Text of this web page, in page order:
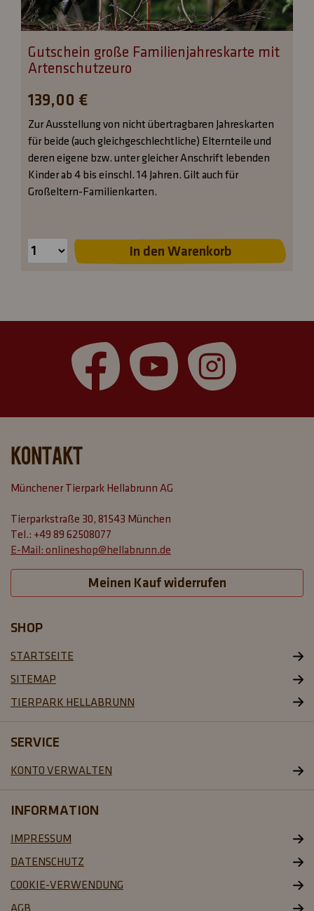
139,00 €
Gutschein große Familienjahreskarte mit
Artenschutzeuro
Zur Ausstellung von nicht übertragbaren Jahreskarten
für beide (auch gleichgeschlechtliche) Elternteile und
deren eigene bzw. unter gleicher Anschrift lebenden
Kinder ab 4 bis einschl. 14 Jahren. Gilt auch für
Großeltern-Familienkarten.
SHOP
STARTSEITE
SITEMAP
SERVICE
KONTO VERWALTEN
INFORMATION
IMPRESSUM
DATENSCHUTZ
COOKIE-VERWENDUNG
AGB
KONTAKT
Tierparkstraße 30, 81543 München
+49 89 62508077
onlineshop@hellabrunn.de
Meinen Kauf widerrufen